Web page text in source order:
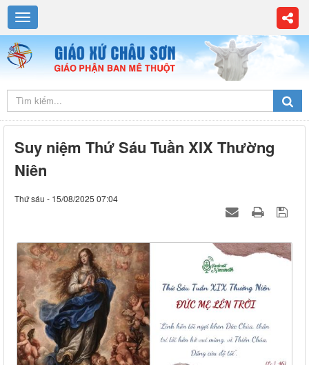
Suy niệm Thứ Sáu Tuần XIX Thường
Niên
Thứ sáu - 15/08/2025 07:04